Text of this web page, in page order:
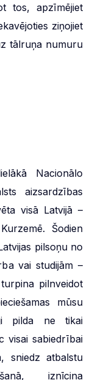
tos, apzīmējiet
ziņojiet
tālruņa numuru
Nacionālo
aizsardzības
visā Latvijā –
Šodien
pilsoņu no
vai studijām –
pilnveidot
mūsu
pilda ne tikai
visai sabiedrībai
sniedz atbalstu
iznīcina